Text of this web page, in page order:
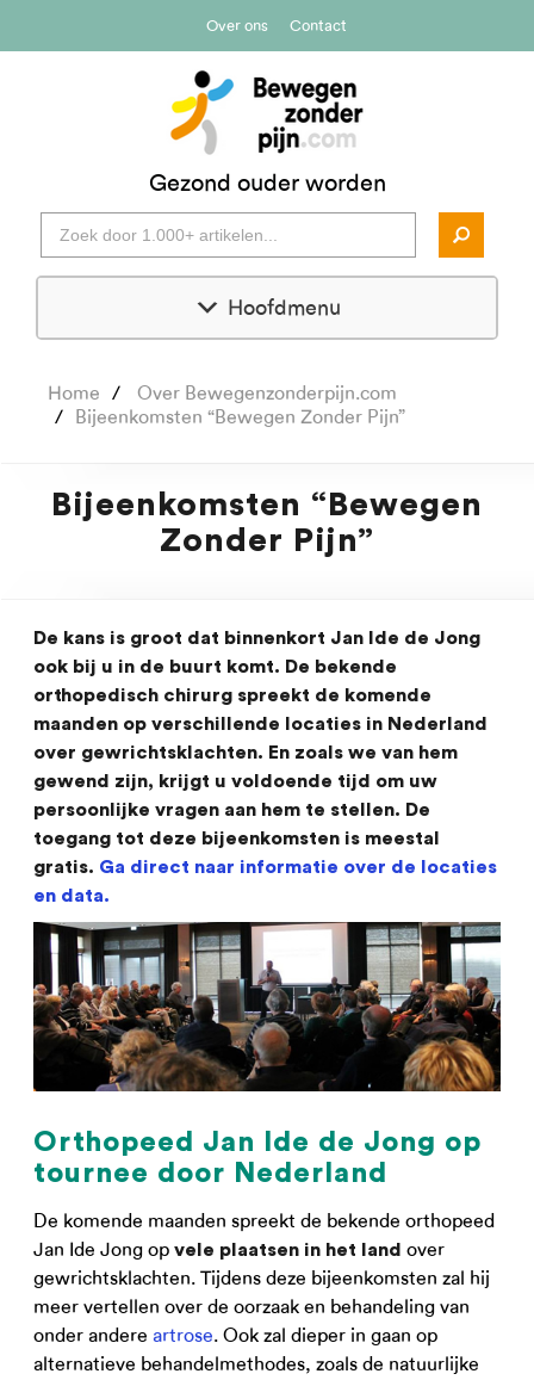
Over ons Contact
Gezond ouder worden
Hoofdmenu
Home
Over Bewegenzonderpijn.com
Bijeenkomsten “Bewegen Zonder Pijn”
Bijeenkomsten “Bewegen
Zonder Pijn”
De kans is groot dat binnenkort Jan Ide de Jong
ook bij u in de buurt komt. De bekende
orthopedisch chirurg spreekt de komende
maanden op verschillende locaties in Nederland
over gewrichtsklachten. En zoals we van hem
gewend zijn, krijgt u voldoende tijd om uw
persoonlijke vragen aan hem te stellen. De
toegang tot deze bijeenkomsten is meestal
gratis. Ga direct naar informatie over de locaties
en data.
Orthopeed Jan Ide de Jong op
tournee door Nederland
De komende maanden spreekt de bekende orthopeed
Jan Ide Jong op vele plaatsen in het land over
gewrichtsklachten. Tijdens deze bijeenkomsten zal hij
meer vertellen over de oorzaak en behandeling van
onder andere artrose. Ook zal dieper in gaan op
alternatieve behandelmethodes, zoals de natuurlijke